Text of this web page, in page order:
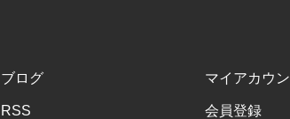
ブログ
RSS
マイアカウ
会員登録